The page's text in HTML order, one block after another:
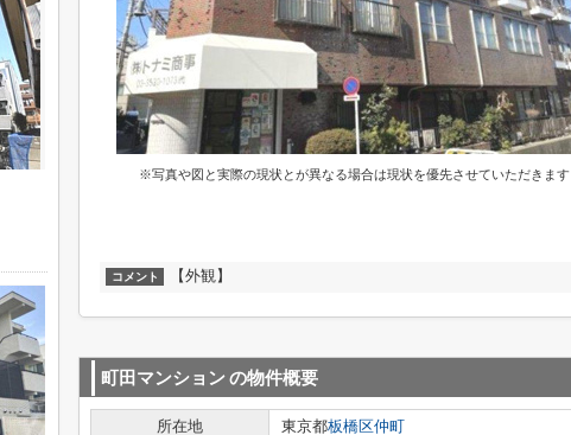
※写真や図と実際の現状とが異なる場合は現状を優先させていただきます
コメント 【外観】
町田マンションの物件概要
所在地 東京都板橋区仲町